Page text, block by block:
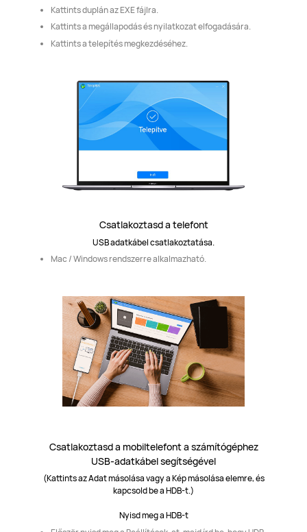
Kattints duplán az EXE fájlra.
Kattints a megállapodás és nyilatkozat elfogadására.
Kattints a telepítés megkezdéséhez.
Csatlakoztasd a telefont
USB adatkábel csatlakoztatása.
Mac / Windows rendszerre alkalmazható.
Csatlakoztasd a mobiltelefont a számítógéphez
USB-adatkábel segítségével
(Kattints az Adat másolása vagy a Kép másolása elemre, és
kapcsold be a HDB-t.)
Nyisd meg a HDB-t